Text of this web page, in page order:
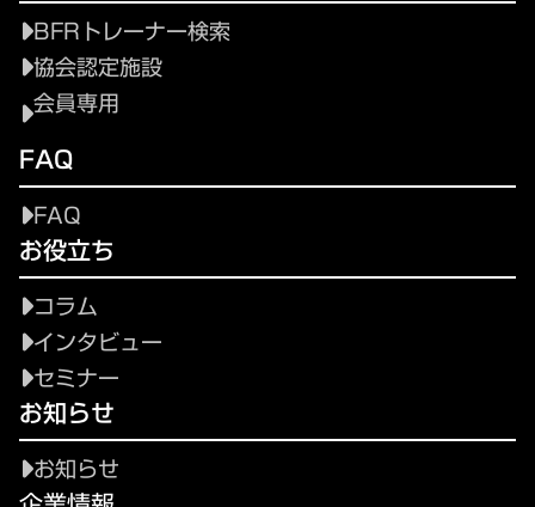
BFRトレーナー検索
協会認定施設
会員専用
FAQ
FAQ
お役立ち
コラム
インタビュー
セミナー
お知らせ
お知らせ